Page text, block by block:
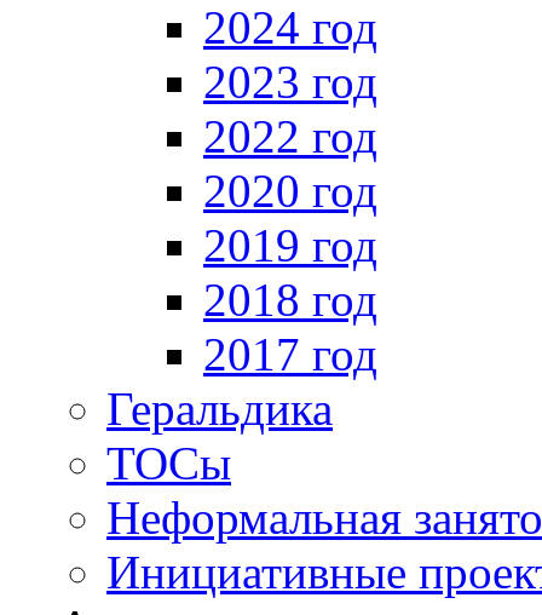
2024 год
2023 год
2022 год
2020 год
2019 год
2018 год
2017 год
Геральдика
ТОСы
Неформальная
Инициативные